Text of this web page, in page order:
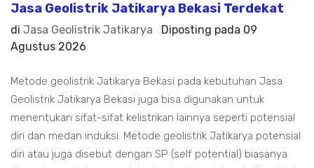
Jasa Geolistrik Jatikarya Bekasi Terdekat
di Jasa Geolistrik Jatikarya Diposting pada 09
Agustus 2026
Metode geolistrik Jatikarya Bekasi pada kebutuhan Jasa
Geolistrik Jatikarya Bekasi juga bisa digunakan untuk
menentukan sifat-sifat kelistrikan lainnya seperti potensial
diri dan medan induksi. Metode geolistrik Jatikarya potensial
diri atau juga disebut dengan SP (self potential) biasanya